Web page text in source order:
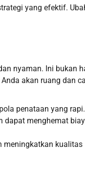
yang efektif.
nyaman. Ini bukan
akan ruang dan
penataan yang rapi.
dapat menghemat
meningkatkan kualitas